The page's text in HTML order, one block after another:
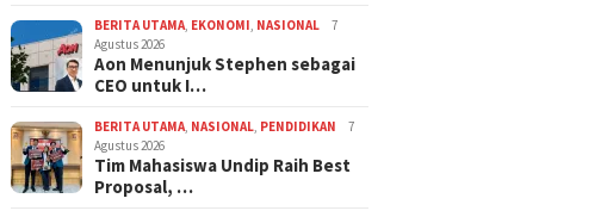
BERITA UTAMA EKONOMI NASIONAL
7
Agustus 2026
Aon Menunjuk Stephen sebagai
CEO untuk I…
BERITA UTAMA NASIONAL PENDIDIKAN
7
Agustus 2026
Tim Mahasiswa Undip Raih Best
Proposal, …